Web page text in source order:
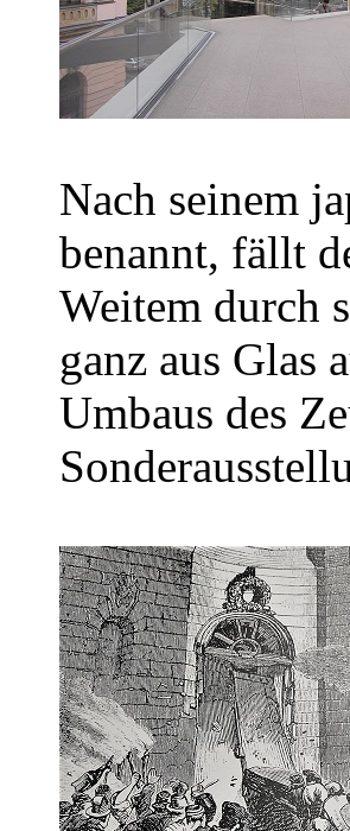
Nach seinem
benannt, fällt
Weitem durch
ganz aus Glas
Umbaus des